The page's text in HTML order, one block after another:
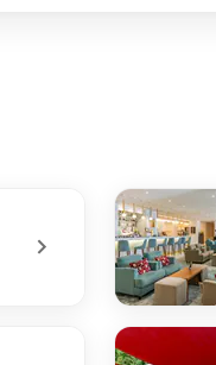
undefined